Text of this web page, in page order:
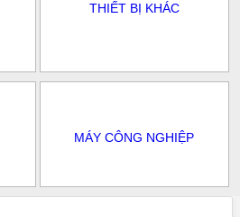
THIẾT BỊ KHÁC
MÁY CÔNG NGHIỆP